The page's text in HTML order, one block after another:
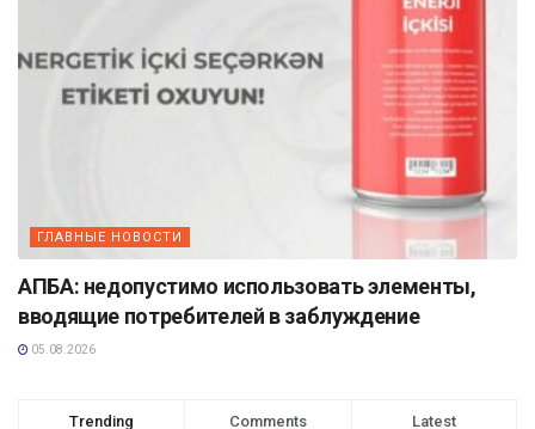
ГЛАВНЫЕ НОВОСТИ
АПБА: недопустимо использовать элементы,
вводящие потребителей в заблуждение
05.08.2026
Trending Comments Latest